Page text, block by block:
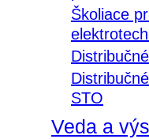
Školiace
STO
Veda a